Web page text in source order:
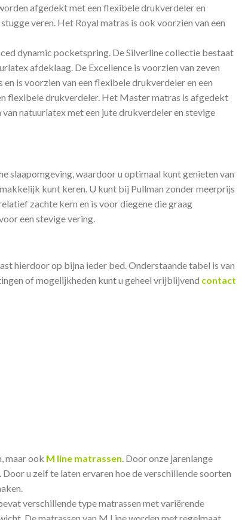
afgedekt met een flexibele drukverdeler en
veren. Het Royal matras is ook voorzien van een
dynamic pocketspring. De Silverline collectie bestaat
afdeklaag. De Excellence is voorzien van zeven
is voorzien van een flexibele drukverdeler en een
flexibele drukverdeler. Het Master matras is afgedekt
natuurlatex met een jute drukverdeler en stevige
slaapomgeving, waardoor u optimaal kunt genieten van
kunt keren. U kunt bij Pullman zonder meerprijs
zachte kern en is voor diegene die graag
een stevige vering.
hierdoor op bijna ieder bed. Onderstaande tabel is van
of mogelijkheden kunt u geheel vrijblijvend contact
maar ook M line matrassen. Door onze jarenlange
u zelf te laten ervaren hoe de verschillende soorten
verschillende type matrassen met variërende